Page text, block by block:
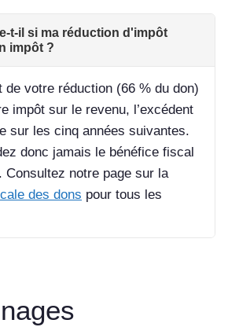
t-il si ma réduction d'impôt
impôt ?
de votre réduction (66 % du don)
impôt sur le revenu, l’excédent
sur les cinq années suivantes.
donc jamais le bénéfice fiscal
Consultez notre page sur la
des dons pour tous les